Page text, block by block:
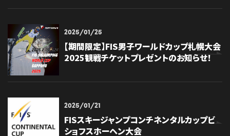
2025/01/25
【期間限定】FIS男子ワールドカップ札幌大会
2025観戦チケットプレゼントのお知らせ！
2025/01/21
FISスキージャンプコンチネンタルカップビ
ショフスホーヘン大会